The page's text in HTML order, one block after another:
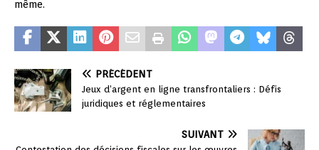
même.
PRÉCÉDENT
Jeux d’argent en ligne transfrontaliers : Défis
juridiques et réglementaires
SUIVANT